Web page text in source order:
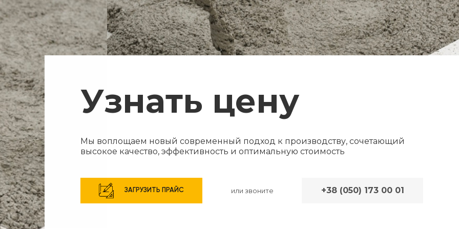
Узнать цену
Мы воплощаем новый современный подход к производству, сочетающий
высокое качество, эффективность и оптимальную стоимость
ЗАГРУЗИТЬ ПРАЙС или звоните +38 (050) 173 00 01